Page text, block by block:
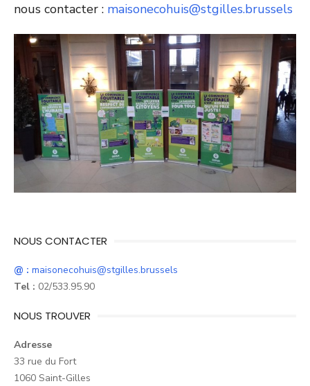
nous contacter : maisonecohuis@stgilles.brussels
NOUS CONTACTER
@ : maisonecohuis@stgilles.brussels
Tel : 02/533.95.90
NOUS TROUVER
Adresse
33 rue du Fort
1060 Saint-Gilles